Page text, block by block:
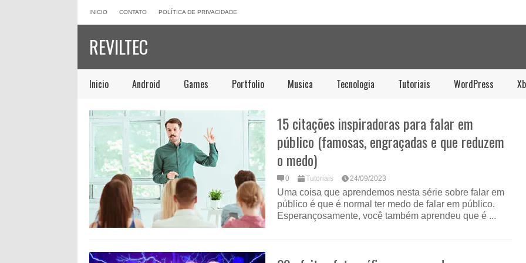
INICIO CONTATO POLÍTICA DE PRIVACIDADE
REVILTEC
Inicio Android Games Portfolio Musica Tecnologia Tutoriais WordPress
15 citações inspiradoras para falar em
público (famosas, engraçadas e que reduzem
o medo)
0 Tutoriais 24/09/2023
Uma coisa que aprendemos nesta série sobre falar em
público é que é normal ter medo de falar em público.
Esperançosamente, você também aprendeu que é ...